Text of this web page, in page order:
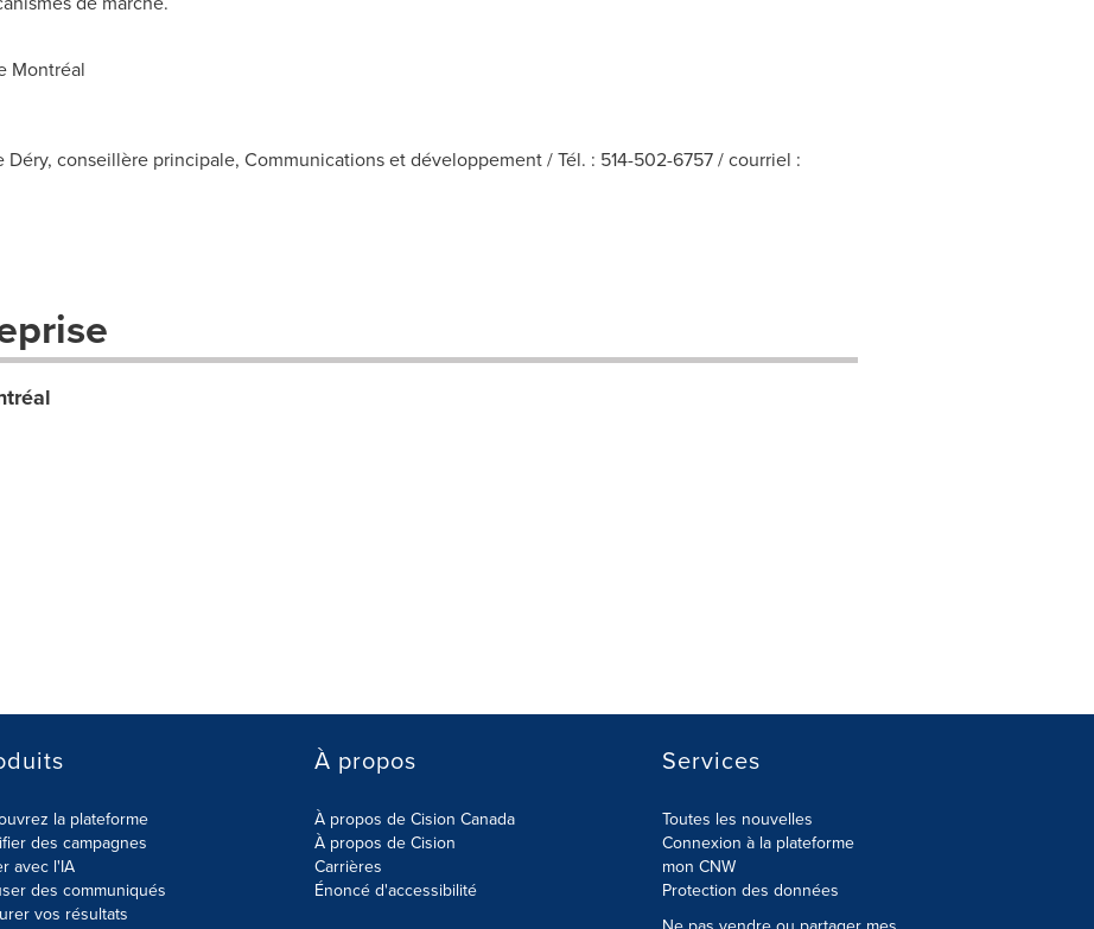
Montréal
Déry, conseillère principale, Communications et développement / Tél. : 514-502-6757 / courriel :
la plateforme
des campagnes
avec l'IA
des communiqués
vos résultats
À propos
À propos de Cision Canada
À propos de Cision
Carrières
Énoncé d'accessibilité
Services
Toutes les nouvelles
Connexion à la plateforme
mon CNW
Protection des données